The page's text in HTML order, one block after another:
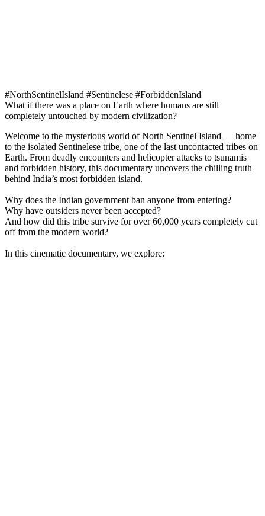
#NorthSentinelIsland #Sentinelese #ForbiddenIsland
What if there was a place on Earth where humans are still
completely untouched by modern civilization?
Welcome to the mysterious world of North Sentinel Island — home
to the isolated Sentinelese tribe, one of the last uncontacted tribes on
Earth. From deadly encounters and helicopter attacks to tsunamis
and forbidden history, this documentary uncovers the chilling truth
behind India’s most forbidden island.
Why does the Indian government ban anyone from entering?
Why have outsiders never been accepted?
And how did this tribe survive for over 60,000 years completely cut
off from the modern world?
In this cinematic documentary, we explore: